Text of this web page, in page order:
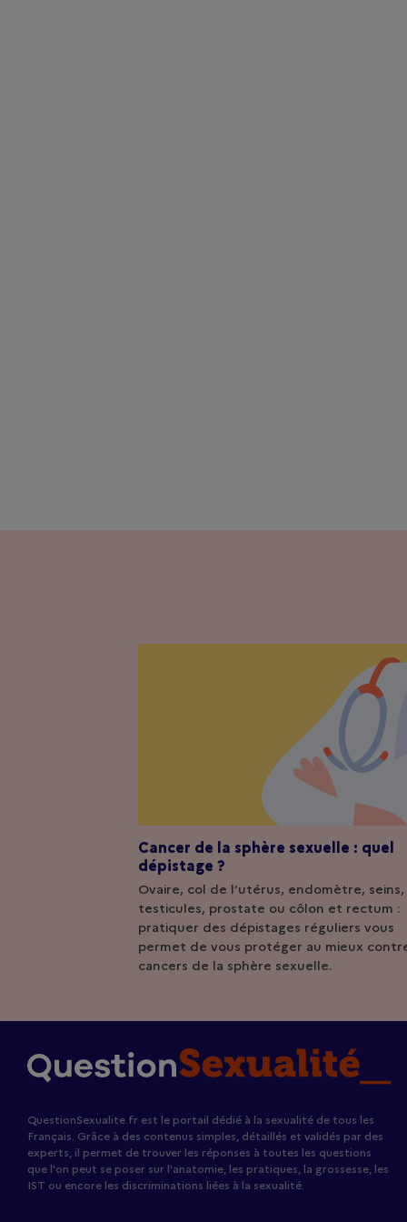
Cancer de la sphère sexuelle : quel
dépistage ?
Ovaire, col de l’utérus, endomètre, seins,
testicules, prostate ou côlon et rectum :
pratiquer des dépistages réguliers vous
permet de vous protéger au mieux
cancers de la sphère sexuelle.
QuestionSexualite.fr est le portail dédié à la sexualité de tous les
Français. Grâce à des contenus simples, détaillés et validés par des
experts, il permet de trouver les réponses à toutes les questions
que l'on peut se poser sur l'anatomie, les pratiques, la grossesse, les
IST ou encore les discriminations liées à la sexualité.